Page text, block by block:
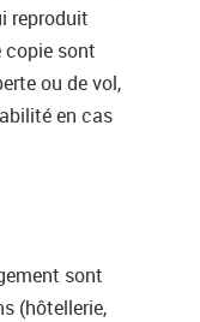
reproduit
copie sont
ou de vol,
en cas
sont
(hôtellerie,